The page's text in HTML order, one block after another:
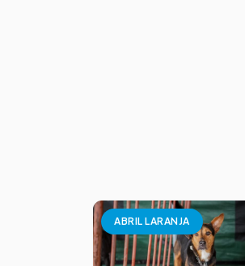
ABRIL LARANJA